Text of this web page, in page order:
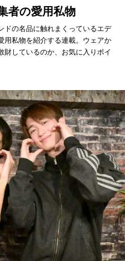
者の愛用私物
ドの名品に触れまくっているエデ
用私物を紹介する連載。ウェアか
財しているのか、お気に入りポイ